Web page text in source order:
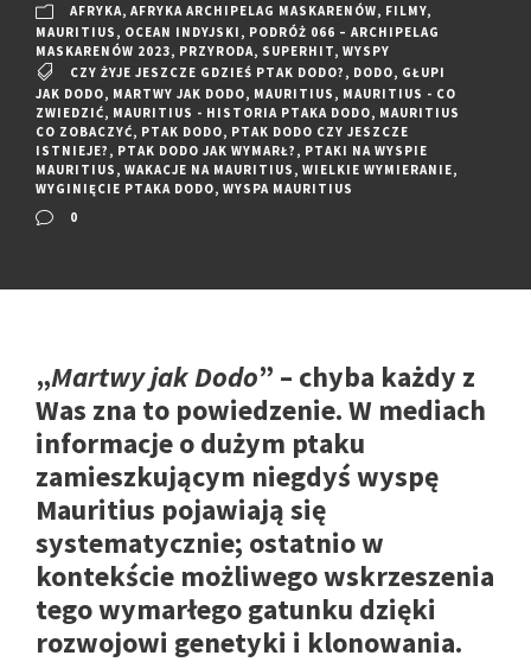
AFRYKA, AFRYKA ARCHIPELAG MASKARENÓW, FILMY,
MAURITIUS , OCEAN INDYJSKI , PODRÓŻ 066 – ARCHIPELAG
MASKARENÓW 2023, PRZYRODA, SUPERHIT, WYSPY
CZY ŻYJE JESZCZE GDZIEŚ PTAK DODO? , DODO, GŁUPI
JAK DODO, MARTWY JAK DODO, MAURITIUS , MAURITIUS - CO
ZWIEDZIĆ, MAURITIUS - HISTORIA PTAKA DODO, MAURITIUS
CO ZOBACZYĆ, PTAK DODO, PTAK DODO CZY JESZCZE
ISTNIEJE? , PTAK DODO JAK WYMARŁ? , PTAKI NA WYSPIE
MAURITIUS , WAKACJE NA MAURITIUS , WIELKIE WYMIERANIE,
WYGINIĘCIE PTAKA DODO, WYSPA MAURITIUS
0
„Martwy jak Dodo” – chyba każdy z
Was zna to powiedzenie. W mediach
informacje o dużym ptaku
zamieszkującym niegdyś wyspę
Mauritius pojawiają się
systematycznie; ostatnio w
kontekście możliwego wskrzeszenia
tego wymarłego gatunku dzięki
rozwojowi genetyki i klonowania.